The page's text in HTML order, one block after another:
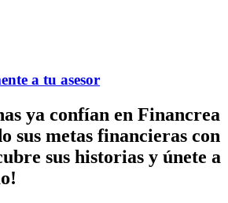
a tu asesor
ya confían en Financrea
sus metas financieras con
sus historias y únete a